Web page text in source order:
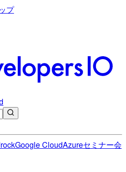
プ
Google CloudAzureセミナー会